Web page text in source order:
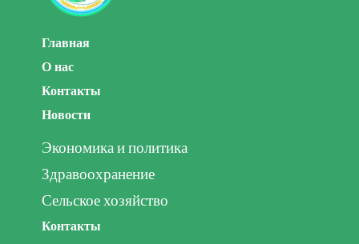
Главная
О нас
Контакты
Новости
Экономика и политика
Здравоохранение
Сельское хозяйство
Контакты